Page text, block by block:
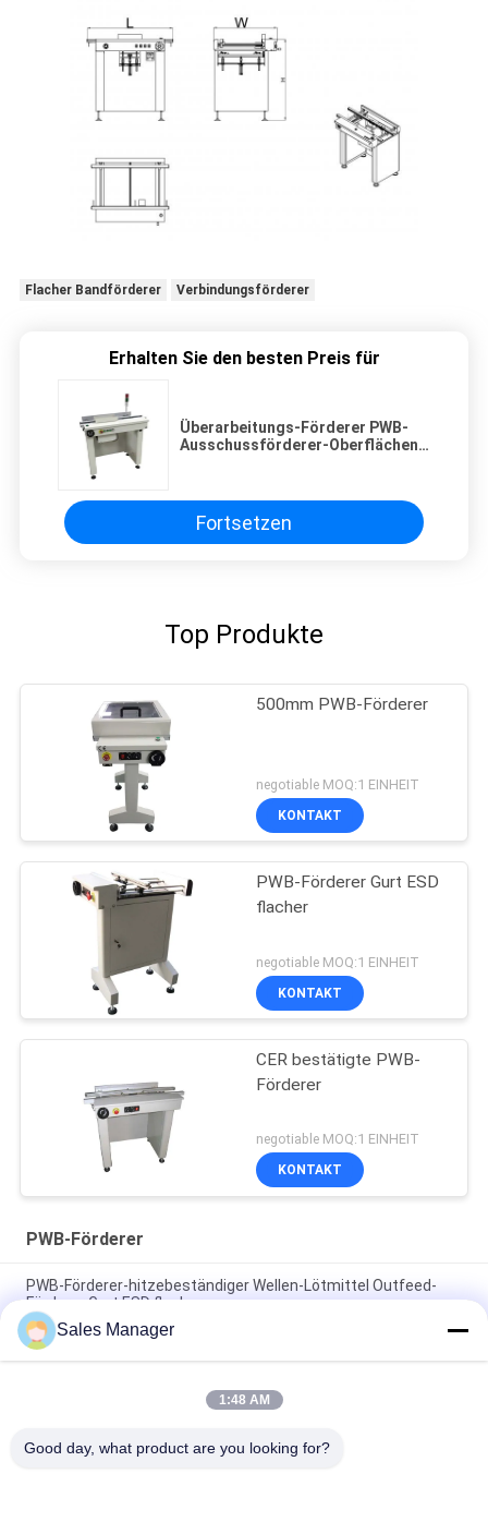
Flacher Bandförderer Verbindungsförderer
Erhalten Sie den besten Preis für
Überarbeitungs-Förderer PWB-
Ausschussförderer-Oberflächen-
Fortsetzen
Top Produkte
500mm PWB-Förderer
negotiable MOQ:1 EINHEIT
KONTAKT
PWB-Förderer Gurt ESD
flacher
negotiable MOQ:1 EINHEIT
KONTAKT
CER bestätigte PWB-
Förderer
negotiable MOQ:1 EINHEIT
KONTAKT
PWB-Förderer
PWB-Förderer-hitzebeständiger Wellen-Lötmittel Outfeed-
Förderer Gurt ESD flacher
PLC steuern SMT-Gehweg 600mm PWB-Förderer-Handbuch
mit Front Fixed Rail
Handhabungsgerät-Verbindungs-Förderer PLC-
Sales Manager
1:48 AM
Good day, what product are you looking for?